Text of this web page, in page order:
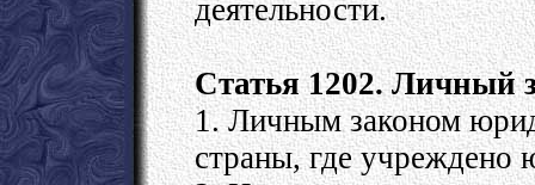
деятельности.
Статья 1202. Личный
1. Личным законом
страны, где учреждено